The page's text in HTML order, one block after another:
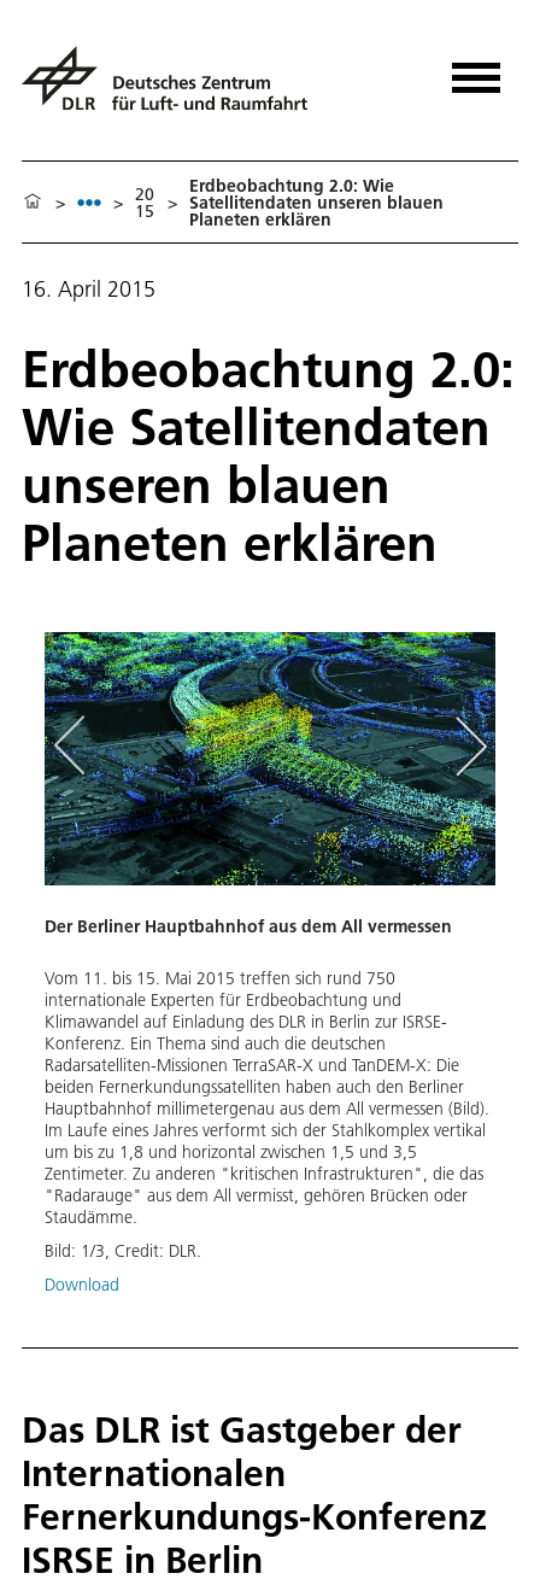
> > 20
15 >
Erdbeobachtung 2.0: Wie
Satellitendaten unseren blauen
Planeten erklären
16. April 2015
Erdbeobachtung 2.0:
Wie Satellitendaten
unseren blauen
Planeten erklären
Der Berliner Hauptbahnhof aus dem All vermessen
Vom 11. bis 15. Mai 2015 treffen sich rund 750
internationale Experten für Erdbeobachtung und
Klimawandel auf Einladung des DLR in Berlin zur ISRSE-
Konferenz. Ein Thema sind auch die deutschen
Radarsatelliten-Missionen TerraSAR-X und TanDEM-X: Die
beiden Fernerkundungssatelliten haben auch den Berliner
Hauptbahnhof millimetergenau aus dem All vermessen (Bild).
Im Laufe eines Jahres verformt sich der Stahlkomplex vertikal
um bis zu 1,8 und horizontal zwischen 1,5 und 3,5
Zentimeter. Zu anderen "kritischen Infrastrukturen", die das
"Radarauge" aus dem All vermisst, gehören Brücken oder
Staudämme.
Bild: 1/3, Credit: DLR.
Download
Das DLR ist Gastgeber der
Internationalen
Fernerkundungs-Konferenz
ISRSE in Berlin